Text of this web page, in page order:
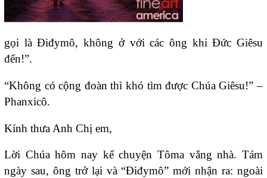
gọi là Điđymô, không ở với các ông khi Đức Giêsu
đến!”.
“Không có cộng đoàn thì khó tìm được Chúa Giêsu!” –
Phanxicô.
Kính thưa Anh Chị em,
Lời Chúa hôm nay kể chuyện Tôma vắng nhà. Tám
ngày sau, ông trở lại và “Điđymô” mới nhận ra: ngoài